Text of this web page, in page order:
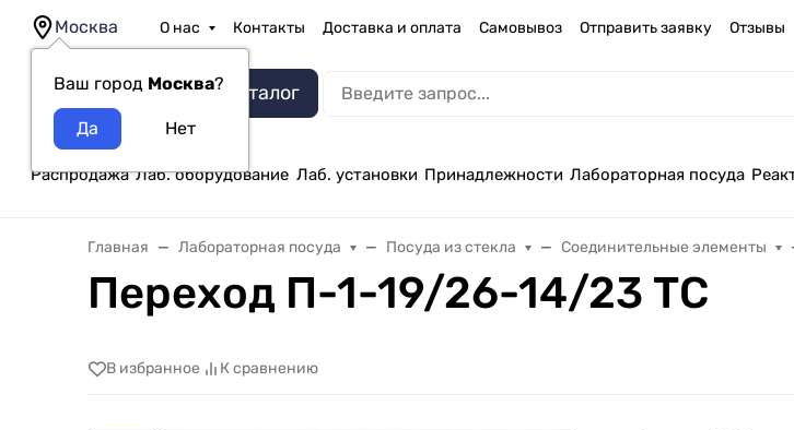
Москва
Ваш город Москва?
О нас Контакты Доставка и оплата Самовывоз Отправить заявку Отзывы
Каталог
Распродажа Лаб. оборудование Лаб. установки Принадлежности Лабораторная посуда
Главная Лабораторная посуда Посуда из стекла Соединительные элементы
Переход П-1-19/26-14/23 ТС
В избранное К сравнению